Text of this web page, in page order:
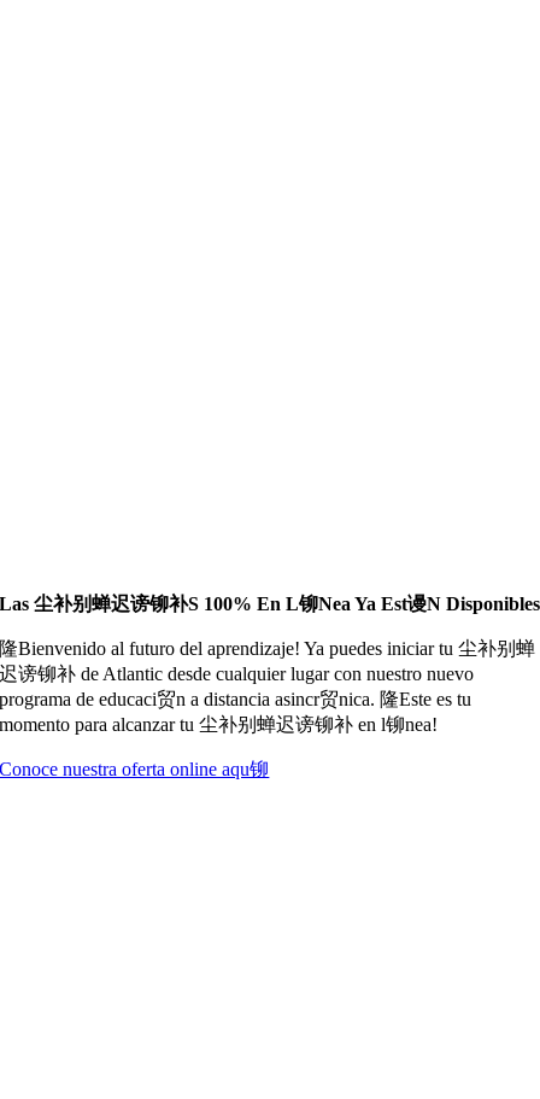
Las 尘补别蝉迟谤铆补s 100% En L铆nea Ya Est谩n Disponibles
隆Bienvenido al futuro del aprendizaje! Ya puedes iniciar tu 尘补别蝉
迟谤铆补 de Atlantic desde cualquier lugar con nuestro nuevo
programa de educaci贸n a distancia asincr贸nica. 隆Este es tu
momento para alcanzar tu 尘补别蝉迟谤铆补 en l铆nea!
Conoce nuestra oferta online aqu铆